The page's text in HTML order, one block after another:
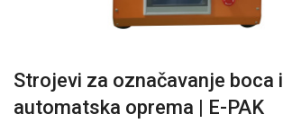
Strojevi za označavanje boca i
automatska oprema | E-PAK